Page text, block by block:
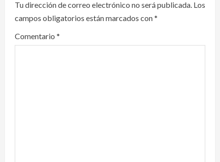
i
g
a
Tu dirección de correo electrónico no será publicada. Los
campos obligatorios están marcados con*
Comentario *